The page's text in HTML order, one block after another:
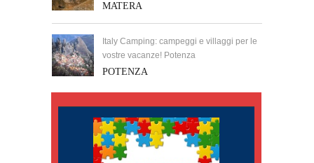
MATERA
Italy Camping: campeggi e villaggi per le
vostre vacanze! Potenza
POTENZA